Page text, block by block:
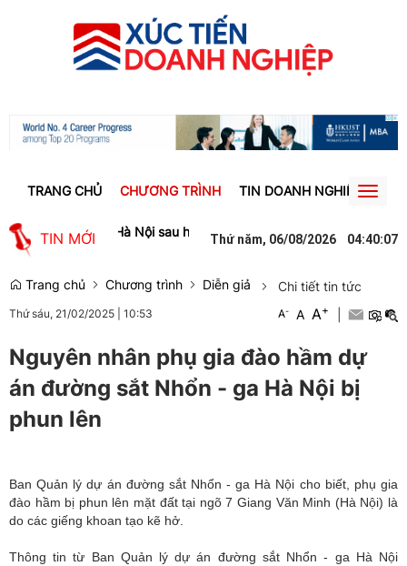
TRANG CHỦ CHƯƠNG TRÌNH TIN DOANH NGHIỆP Toggle
TIN MỚI
vượt sông ở Hà Nội sau hơn 3 năm xây dựng, dự kiến hoàn thành
Thứ năm, 06/08/2026 04:40:08
Trang chủ Chương trình Diễn giả Chi tiết tin tức
Thứ sáu, 21/02/2025 10:53 A- A A+
Nguyên nhân phụ gia đào hầm dự
án đường sắt Nhổn - ga Hà Nội bị
phun lên
Ban Quản lý dự án đường sắt Nhổn - ga Hà Nội cho biết, phụ gia
đào hầm bị phun lên mặt đất tại ngõ 7 Giang Văn Minh (Hà Nội) là
do các giếng khoan tạo kẽ hở.
Thông tin từ Ban Quản lý dự án đường sắt Nhổn - ga Hà Nội